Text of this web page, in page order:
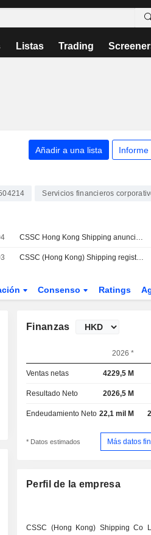
Listas Trading
Añadir a una lista Informe
Servicios financieros
CSSC Hong Kong Shipping anuncia que Falcon HLMPP Maritime y otros socios venderán nueve buques de carga pesada de 13k por 264 millones de dólares
CSSC (Hong Kong) Shipping registra un beneficio de 1.850 millones de HKD en 2025
Consenso Ratings
Finanzas
2026 *
Ventas netas 4229,5 M
Resultado Neto 2026,5 M
Endeudamiento Neto 22,1 mil M
* Datos estimados Más datos
Perfil de la empresa
CSSC (Hong Kong) Shipping Co